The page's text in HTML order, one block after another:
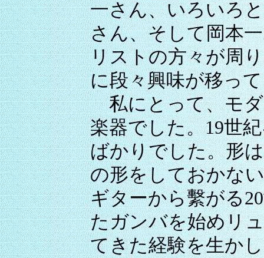
一さん、いろいろ
さん、そして岡本
リストの方々が周
に段々興味が移っ
私にとって、モダ
楽器でした。19世
ばかりでした。形
の形をしておかな
ギターから繫がる
たガンバを始めリ
てきた経験を生か